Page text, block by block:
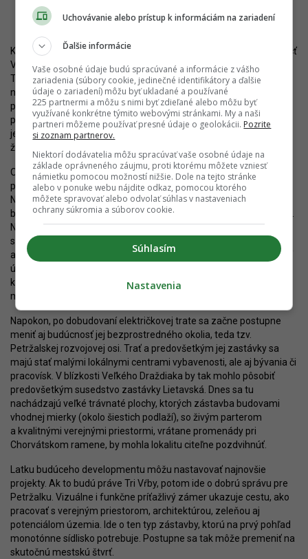
Kvalitný projekt obdobného charakteru by skutočne mohol pomôcť
Veľkému Draždiaku – dnes neobrúsenému drahokamu Petržalky.
Tak ako veľká časť sídliska, aj okolie vodnej plochy pôsobí
neukončeným a provizórnym dojmom. Nízka kvalita verejného
priestoru, chýbajúce služby, ich nízka diverzita a prítomnosť
prázdnych a chátrajúcich areálov negatívne ovplyvňujú možnosti
jej zapojenia do miestneho života. Našťastie, všetko svedčí o tom,
že prichádzajú zmeny.
Okrem aktuálnych zámerov, teda dvojice privátnych projektov,
príde výrazný posun aj s aktivitami verejného sektoru.
Najvýraznejšou je samozrejmevýstavba električkovej trate
bude mať v blízkosti areálu zastávku a bude s ním spojená lávkou.
Nejde však o jediný dôležitý počin. Hlavné mesto plánuje začať
s
kultiváciou zelených plôch
medzi Veľkým a Malým Draždiakom,
aby tu vznikol kvalitnejší a bezpečnejší lesopark. Okrem toho patrí
územie do rámca
ktorá má metropolu lepšie spojiť s riekou a rozšíriť rekreačné
možnosti i ochranu prírody.
Napokon, po dobudovaní električkovej trate sa začne postupne
meniť aj budúcnosť jej bezprostredného okolia, teda tzv.
Petržalskej rozvojovej osi. Trať a predovšetkým jej zastávky sa
majú stať malými lokálnymi centrami vybavenosti, ale aj bývania či
pracovísk. V blízkosti Veľkého Draždiaka by tak mohlo pôsobiť
predovšetkým susedstvo zastávky Lietavská. Dnes sa tu
nachádzajú veľké trávnaté plochy, ktorých zástavba budovami
vhodnej mierky (okolo šiestich podlaží), so živým parterom
a kvalitnými verejnými priestormi, vrátane promenády pri
Chorvátskom ramene, by mohla lokalitu citeľne pozdvihnúť.
Latku budúceho developmentu môžu nastavovať najnovšie
projekty. Ak to budú práve Tri Vŕby, potom ide o dobrú správu pre
Petržalku. Vizuálne i funkčne príťažlivý zámer ukazuje cestu, ako
pracovať s verejným priestorom, architektúrou, zeleňou aj
potenciálom územia. Ide o ten typ zástavby, ktorú na prvý pohľad
monotónne sídlisko potrebuje. Postupne sa tak môže premeniť na
skutočnú mestskú štvrť.
Uchovávanie alebo prístup k informáciám na zariadení
Ďalšie informácie
Vaše osobné údaje budú spracúvané a informácie z vášho
zariadenia (súbory cookie, jedinečné identifikátory a ďalšie
údaje o zariadení) môžu byť ukladané a používané
225 partnermi a môžu s nimi byť zdieľané alebo môžu byť
využívané konkrétne týmito webovými stránkami. My a naši
partneri môžeme používať presné údaje o geolokácii. Pozrite
si zoznam partnerov.
Niektorí dodávatelia môžu spracúvať vaše osobné údaje na
základe oprávneného záujmu, proti ktorému môžete vzniesť
námietku pomocou možností nižšie. Dole na tejto stránke
alebo v ponuke webu nájdite odkaz, pomocou ktorého
môžete spravovať alebo odvolať súhlas v nastaveniach
ochrany súkromia a súborov cookie.
Súhlasím
Nastavenia